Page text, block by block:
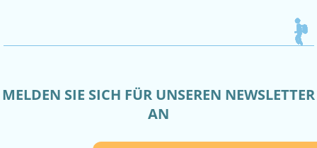
MELDEN SIE SICH FÜR UNSEREN NEWSLETTER
AN